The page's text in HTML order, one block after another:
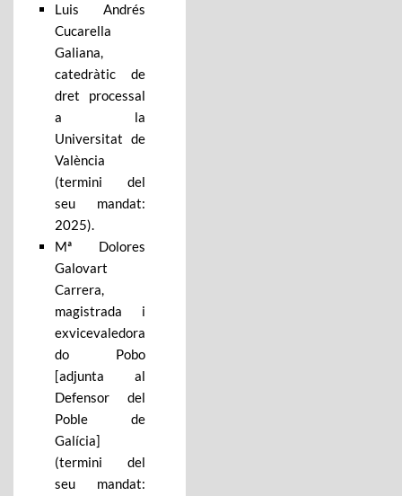
Luis Andrés
Cucarella
Galiana,
catedràtic de
dret processal
a la
Universitat de
València
(termini del
seu mandat:
2025).
Mª Dolores
Galovart
Carrera,
magistrada i
exvicevaledora
do Pobo
[adjunta al
Defensor del
Poble de
Galícia]
(termini del
seu mandat: